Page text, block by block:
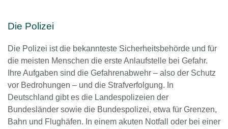
Die Polizei
Die Polizei ist die bekannteste Sicherheitsbehörde und für
die meisten Menschen die erste Anlaufstelle bei Gefahr.
Ihre Aufgaben sind die Gefahrenabwehr – also der Schutz
vor Bedrohungen – und die Strafverfolgung. In
Deutschland gibt es die Landespolizeien der
Bundesländer sowie die Bundespolizei, etwa für Grenzen,
Bahn und Flughäfen. In einem akuten Notfall oder bei einer